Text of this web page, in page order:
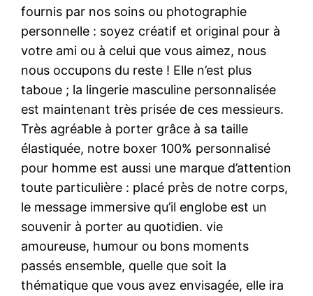
fournis par nos soins ou photographie
personnelle : soyez créatif et original pour à
votre ami ou à celui que vous aimez, nous
nous occupons du reste ! Elle n’est plus
taboue ; la lingerie masculine personnalisée
est maintenant très prisée de ces messieurs.
Très agréable à porter grâce à sa taille
élastiquée, notre boxer 100% personnalisé
pour homme est aussi une marque d’attention
toute particulière : placé près de notre corps,
le message immersive qu’il englobe est un
souvenir à porter au quotidien. vie
amoureuse, humour ou bons moments
passés ensemble, quelle que soit la
thématique que vous avez envisagée, elle ira